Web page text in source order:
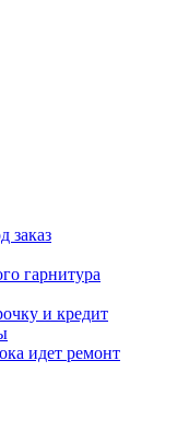
заказ
гарнитура
и кредит
идет ремонт